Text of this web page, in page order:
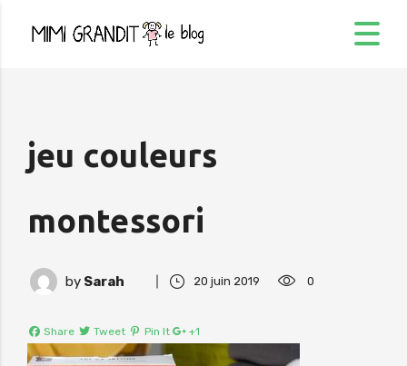
jeu couleurs
montessori
by Sarah 20 juin 2019 0
Share Tweet Pin It +1